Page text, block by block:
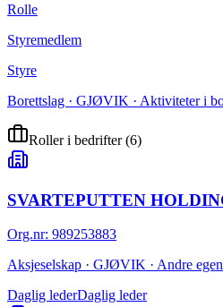
Rolle
Styremedlem
Styre
Borettslag · GJØVIK · Aktiviteter i
Roller i bedrifter(6)
SVARTEPUTTEN
Org.nr: 989253883
Aksjeselskap · GJØVIK · Andre
Daglig lederDaglig leder